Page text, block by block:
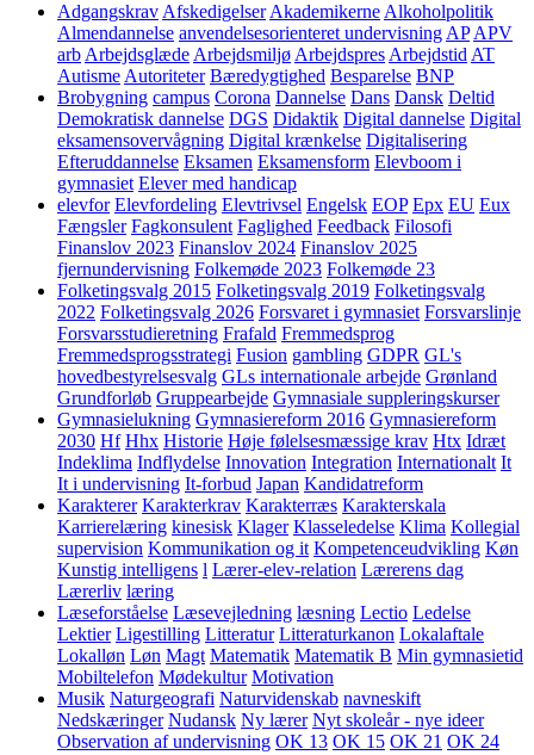
Adgangskrav Afskedigelser Akademikerne Alkoholpolitik
Almendannelse anvendelsesorienteret undervisning AP APV
arb Arbejdsglæde Arbejdsmiljø Arbejdspres Arbejdstid AT
Autisme Autoriteter Bæredygtighed Besparelse BNP
Brobygning campus Corona Dannelse Dans Dansk Deltid
Demokratisk dannelse DGS Didaktik Digital dannelse Digital
eksamensovervågning Digital krænkelse Digitalisering
Efteruddannelse Eksamen Eksamensform Elevboom i
gymnasiet Elever med handicap
elevfor Elevfordeling Elevtrivsel Engelsk EOP Epx EU Eux
Fængsler Fagkonsulent Faglighed Feedback Filosofi
Finanslov 2023 Finanslov 2024 Finanslov 2025
fjernundervisning Folkemøde 2023 Folkemøde 23
Folketingsvalg 2015 Folketingsvalg 2019 Folketingsvalg
2022 Folketingsvalg 2026 Forsvaret i gymnasiet Forsvarslinje
Forsvarsstudieretning Frafald Fremmedsprog
Fremmedsprogsstrategi Fusion gambling GDPR GL's
hovedbestyrelsesvalg GLs internationale arbejde Grønland
Grundforløb Gruppearbejde Gymnasiale suppleringskurser
Gymnasielukning Gymnasiereform 2016 Gymnasiereform
2030 Hf Hhx Historie Høje følelsesmæssige krav Htx Idræt
Indeklima Indflydelse Innovation Integration Internationalt It
It i undervisning It-forbud Japan Kandidatreform
Karakterer Karakterkrav Karakterræs Karakterskala
Karrierelæring kinesisk Klager Klasseledelse Klima Kollegial
supervision Kommunikation og it Kompetenceudvikling Køn
Kunstig intelligens l Lærer-elev-relation Lærerens dag
Lærerliv læring
Læseforståelse Læsevejledning læsning Lectio Ledelse
Lektier Ligestilling Litteratur Litteraturkanon Lokalaftale
Lokalløn Løn Magt Matematik Matematik B Min gymnasietid
Mobiltelefon Mødekultur Motivation
Musik Naturgeografi Naturvidenskab navneskift
Nedskæringer Nudansk Ny lærer Nyt skoleår - nye ideer
Observation af undervisning OK 13 OK 15 OK 21 OK 24